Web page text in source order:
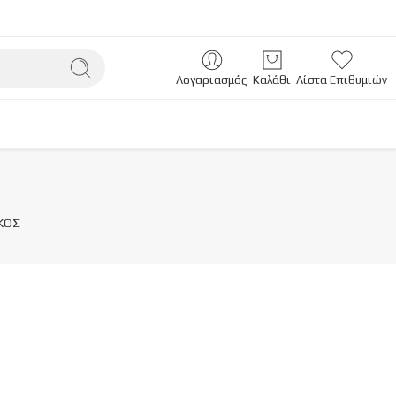
Λογαριασμός Καλάθι Λίστα Επιθυμιών